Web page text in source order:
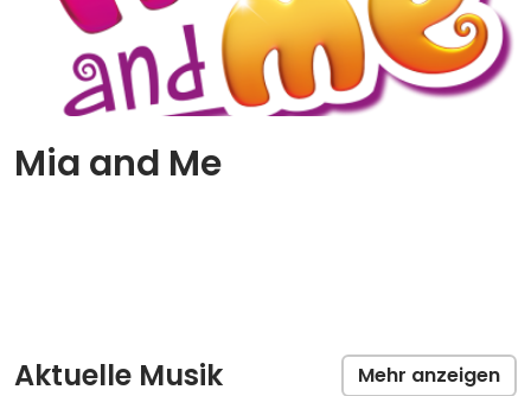
Mia and Me
Aktuelle Musik Mehr anzeigen